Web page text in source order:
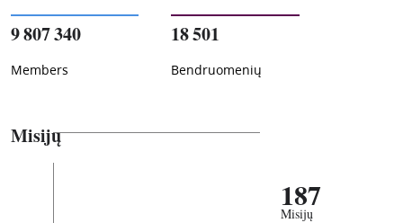
9 807 340
Members
18 501
Bendruomenių
Misijų
187
Misijų